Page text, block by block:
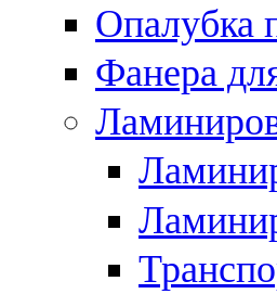
Опалубка
Фанера